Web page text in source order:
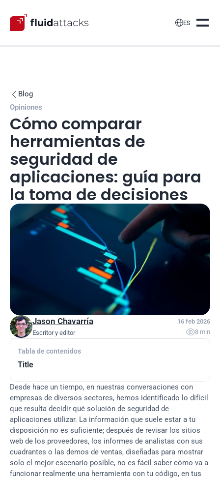
ES
Tabla de contenidos
Title
 Blog
Opiniones
Cómo comparar
herramientas de
seguridad de
aplicaciones: guía para
la toma de decisiones
Jason Chavarría
Escritor y editor
16 feb 2026
8 min
Desde hace un tiempo, en nuestras conversaciones con
empresas de diversos sectores, hemos identificado lo difícil
que resulta decidir qué solución de seguridad de
aplicaciones utilizar. La información que suele estar a tu
disposición no es suficiente; después de revisar los sitios
web de los proveedores, los informes de analistas con sus
cuadrantes o las demos de ventas, diseñadas para mostrar
solo el mejor escenario posible, no es fácil saber cómo va a
funcionar realmente una herramienta con tu código, en tus